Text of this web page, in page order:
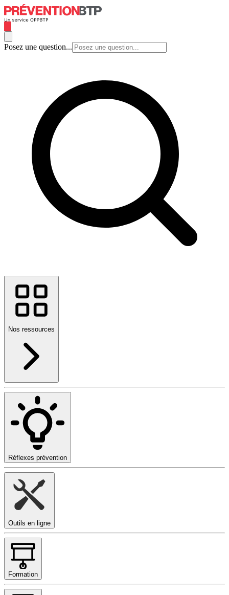
Posez une question...
Nos ressources
Réflexes prévention
Outils en ligne
Formation